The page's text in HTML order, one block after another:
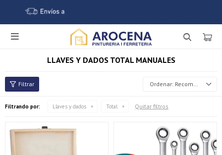

LLAVES Y DADOS TOTAL MANUALES
Recomendados
Filtrando por: Llaves y dados Total Quitar filtros